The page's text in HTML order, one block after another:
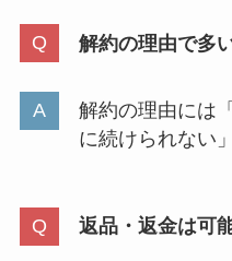
解約の理由で多
解約の理由には
に続けられない
返品・返金は可